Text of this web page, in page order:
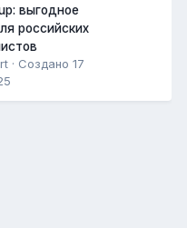
выгодное
российских
· Создано 17